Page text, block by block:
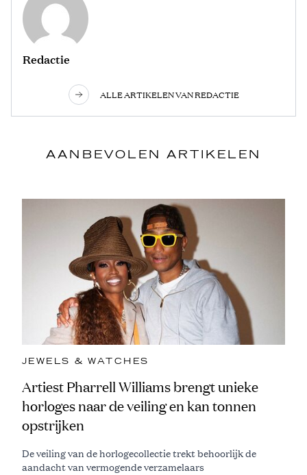
Redactie
ALLE ARTIKELEN VAN REDACTIE
AANBEVOLEN ARTIKELEN
JEWELS & WATCHES
Artiest Pharrell Williams brengt unieke
horloges naar de veiling en kan tonnen
opstrijken
De veiling van de horlogecollectie trekt behoorlijk de
aandacht van vermogende verzamelaars